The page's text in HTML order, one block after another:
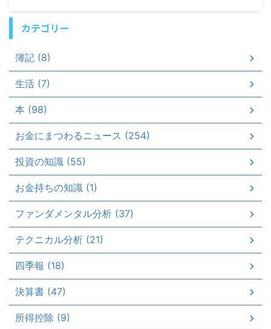
カテゴリー
簿記 (8)
生活 (7)
本 (98)
お金にまつわるニュース (254)
投資の知識 (55)
お金持ちの知識 (1)
ファンダメンタル分析 (37)
テクニカル分析 (21)
四季報 (18)
決算書 (47)
所得控除 (9)